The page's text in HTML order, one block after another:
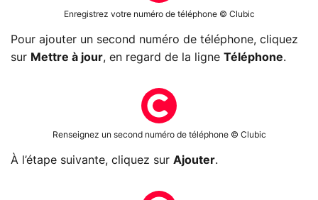
Enregistrez votre numéro de téléphone © Clubic
Pour ajouter un second numéro de téléphone, cliquez
sur Mettre à jour, en regard de la ligne Téléphone.
Renseignez un second numéro de téléphone © Clubic
À l’étape suivante, cliquez sur Ajouter.